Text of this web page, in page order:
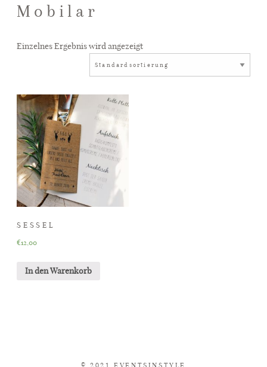
EVENTSINSTYLE
SERVICES
PORTFOLIO
LEIHACCESSOIRES
KONTAKT
Mobilar
Einzelnes Ergebnis wird angezeigt
SESSEL
€12,00
In den Warenkorb
© 2021 EVENTSINSTYLE